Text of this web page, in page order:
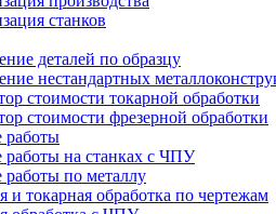
станков
деталей по образцу
нестандартных
стоимости токарной обработки
стоимости фрезерной обработки
работы
работы на станках с ЧПУ
работы по металлу
и токарная обработка по чертежам